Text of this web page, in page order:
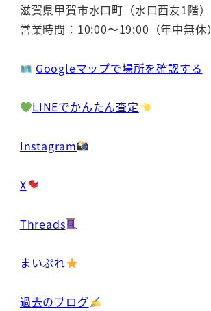
滋賀県甲賀市水口町（水口西友1階）
営業時間：10:00〜19:00（年中無休）
Googleマップで場所を確認する
LINEでかんたん査定
Instagram
X
Threads
まいぷれ
過去のブログ